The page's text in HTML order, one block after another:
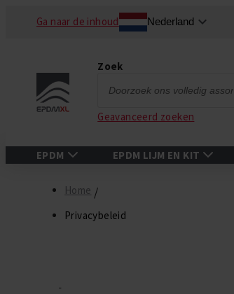
Ga naar de inhoud Nederland
Zoek
Geavanceerd zoeken
EPDM EPDM LIJM EN KIT
Home
Privacybeleid